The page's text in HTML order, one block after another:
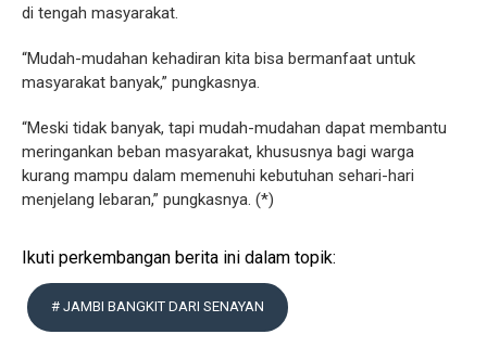
di tengah masyarakat.
“Mudah-mudahan kehadiran kita bisa bermanfaat untuk
masyarakat banyak,” pungkasnya.
“Meski tidak banyak, tapi mudah-mudahan dapat membantu
meringankan beban masyarakat, khususnya bagi warga
kurang mampu dalam memenuhi kebutuhan sehari-hari
menjelang lebaran,” pungkasnya. (*)
Ikuti perkembangan berita ini dalam topik:
# JAMBI BANGKIT DARI SENAYAN